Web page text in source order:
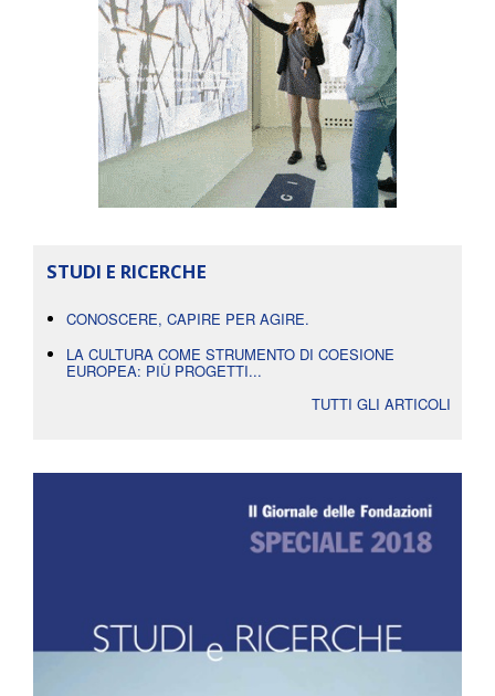
STUDI E RICERCHE
CONOSCERE, CAPIRE PER AGIRE.
LA CULTURA COME STRUMENTO DI COESIONE
EUROPEA: PIÙ PROGETTI...
TUTTI GLI ARTICOLI